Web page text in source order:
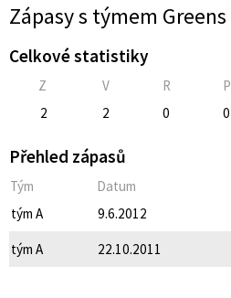
Zápasy s týmem Greens
Celkové statistiky
Z V R P
2
2 0 0
Přehled zápasů
Tým Datum
tým A
9.6.2012
tým A 22.10.2011